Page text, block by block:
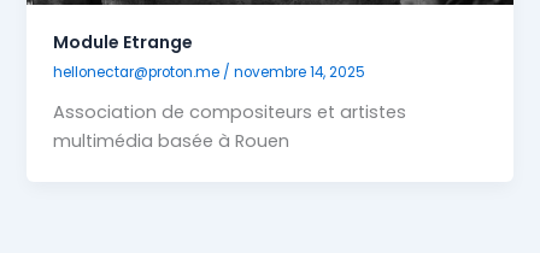
Module Etrange
hellonectar@proton.me /novembre 14, 2025
Association de compositeurs et artistes
multimédia basée à Rouen